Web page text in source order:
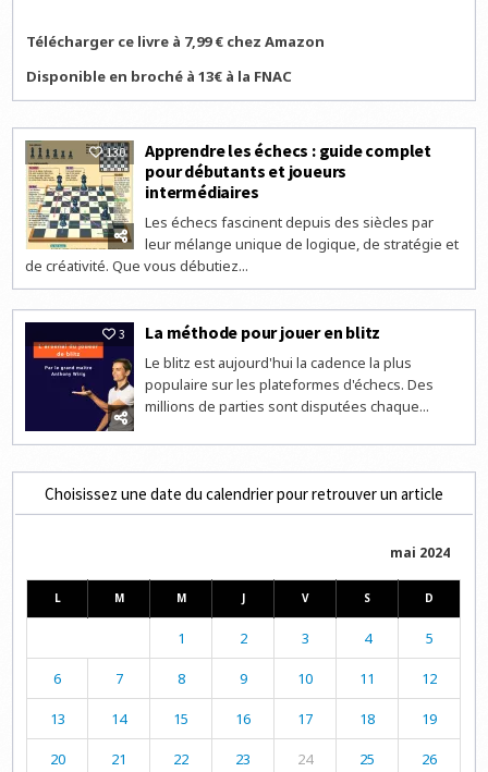
Télécharger ce livre à 7,99 € chez Amazon
Disponible en broché à 13€ à la FNAC
130
Apprendre les échecs : guide complet
pour débutants et joueurs
intermédiaires
Les échecs fascinent depuis des siècles par
leur mélange unique de logique, de stratégie et
de créativité. Que vous débutiez...
3 La méthode pour jouer en blitz
Le blitz est aujourd'hui la cadence la plus
populaire sur les plateformes d'échecs. Des
millions de parties sont disputées chaque...
Choisissez une date du calendrier pour retrouver un article
mai 2024
L M M J V S D
1 2 3 4 5
6 7 8 9 10 11 12
13 14 15 16 17 18 19
20 21 22 23 24 25 26